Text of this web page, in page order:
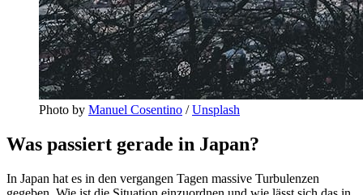
Photo by Manuel Cosentino / Unsplash
Was passiert gerade in Japan?
In Japan hat es in den vergangen Tagen massive Turbulenzen